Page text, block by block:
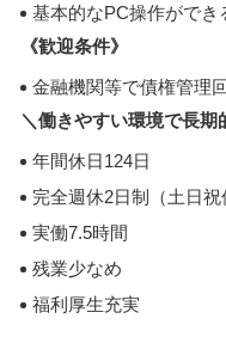
基本的なPC操作ができ
《歓迎条件》
金融機関等で債権管理
＼働きやすい環境で長
年間休日124日
完全週休2日制（土日祝
実働7.5時間
残業少なめ
福利厚生充実